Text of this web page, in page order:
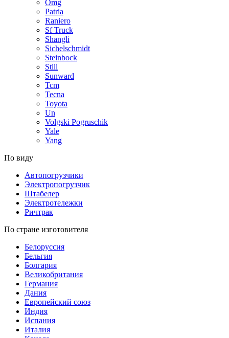
Omg
Patria
Raniero
Sf Truck
Shangli
Sichelschmidt
Steinbock
Still
Sunward
Tcm
Tecna
Toyota
Un
Volgski Pogruschik
Yale
Yang
По виду
Автопогрузчики
Электропогрузчик
Штабелер
Электротележки
Ричтрак
По стране изготовителя
Белоруссия
Бельгия
Болгария
Великобритания
Германия
Дания
Европейский союз
Индия
Испания
Италия